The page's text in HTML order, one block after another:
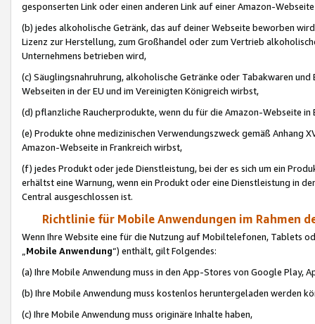
gesponserten Link oder einen anderen Link auf einer Amazon-
(b) jedes alkoholische Getränk, das auf deiner Webseite beworben
Lizenz zur Herstellung, zum Großhandel oder zum Vertrieb
Unternehmens betrieben wird,
(c) Säuglingsnahruhrung, alkoholische Getränke oder Tabakwaren
Webseiten in der EU und im Vereinigten Königreich wirbst,
(d) pflanzliche Raucherprodukte, wenn du für die Amazon-Webseite in
(e) Produkte ohne medizinischen Verwendungszweck gemäß Anhang
Amazon-Webseite in Frankreich wirbst,
(f) jedes Produkt oder jede Dienstleistung, bei der es sich um ein
erhältst eine Warnung, wenn ein Produkt oder eine Dienstleistung in
Central ausgeschlossen ist.
Richtlinie für Mobile Anwendungen im Rahmen
Wenn Ihre Website eine für die Nutzung auf Mobiltelefonen, Tablets
„Mobile Anwendung“) enthält, gilt Folgendes:
(a) Ihre Mobile Anwendung muss in den App-Stores von Google Play,
(b) Ihre Mobile Anwendung muss kostenlos heruntergeladen werden
(c) Ihre Mobile Anwendung muss originäre Inhalte haben,